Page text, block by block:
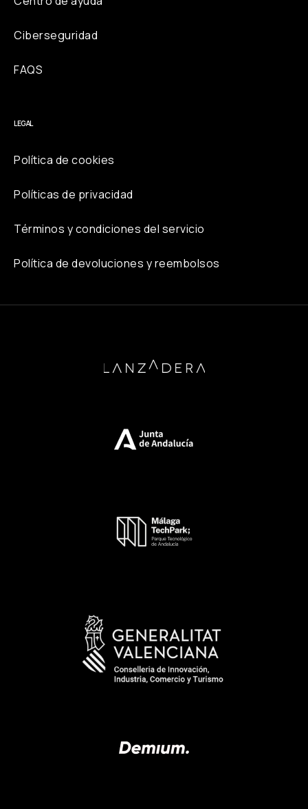
Ciberseguridad
FAQS
LEGAL
Política de cookies
Políticas de privacidad
Términos y condiciones del servicio
Política de devoluciones y reembolsos